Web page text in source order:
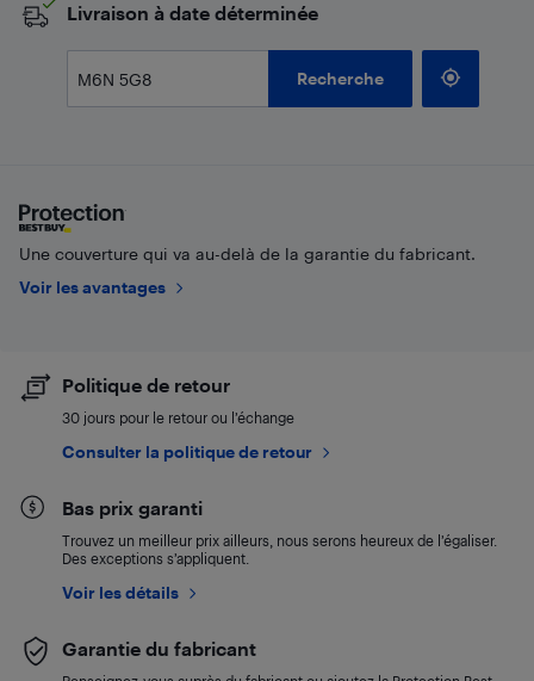
​Livraison à date déterminée
Recherche
Une couverture qui va au-delà de la garantie du fabricant.
Voir les avantages
Politique de retour
30 jours pour le retour ou l’échange
Consulter la politique de retour
Bas prix garanti
Trouvez un meilleur prix ailleurs, nous serons heureux de l’égaliser.
Des exceptions s’appliquent.
Voir les détails
Garantie du fabricant